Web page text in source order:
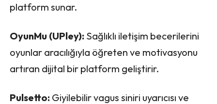
platform sunar.
OyunMu (UPley): Sağlıklı iletişim becerilerini
oyunlar aracılığıyla öğreten ve motivasyonu
artıran dijital bir platform geliştirir.
Pulsetto: Giyilebilir vagus siniri uyarıcısı ve